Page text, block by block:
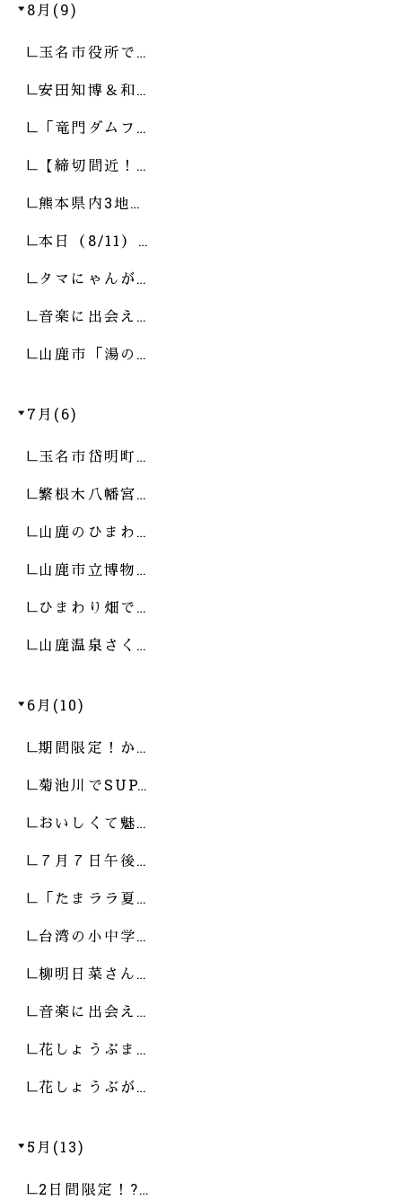
8月(9)
玉名市役所で…
安田知博＆和…
「竜門ダムフ…
【締切間近！…
熊本県内3地…
本日（8/11）…
タマにゃんが…
音楽に出会え…
山鹿市「湯の…
7月(6)
玉名市岱明町…
繁根木八幡宮…
山鹿のひまわ…
山鹿市立博物…
ひまわり畑で…
山鹿温泉さく…
6月(10)
期間限定！か…
菊池川でSUP…
おいしくて魅…
７月７日午後…
「たまララ夏…
台湾の小中学…
柳明日菜さん…
音楽に出会え…
花しょうぶま…
花しょうぶが…
5月(13)
2日間限定！?…